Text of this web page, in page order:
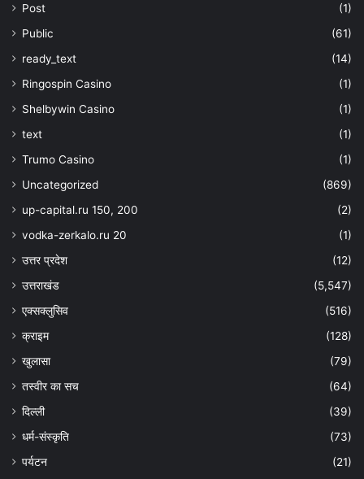
Post
(1)
Public
(61)
ready_text
(14)
Ringospin Casino
(1)
Shelbywin Casino
(1)
text
(1)
Trumo Casino
(1)
Uncategorized
(869)
up-capital.ru 150, 200
(2)
vodka-zerkalo.ru 20
(1)
उत्तर प्रदेश
(12)
उत्तराखंड
(5,547)
एक्सक्लुसिव
(516)
क्राइम
(128)
खुलासा
(79)
तस्वीर का सच
(64)
दिल्ली
(39)
धर्म-संस्कृति
(73)
पर्यटन
(21)